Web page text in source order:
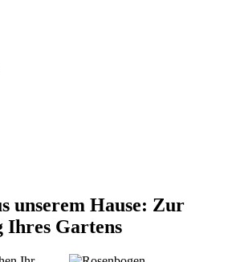
unserem Hause: Zur
Ihres Gartens